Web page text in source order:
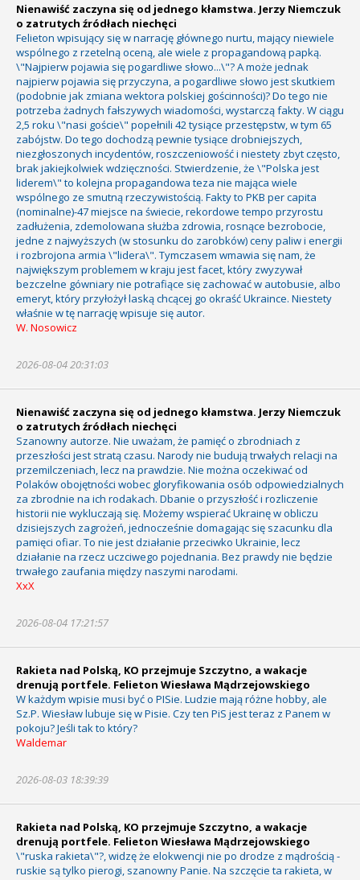
Nienawiść zaczyna się od jednego kłamstwa. Jerzy Niemczuk
o zatrutych źródłach niechęci
Felieton wpisujący się w narrację głównego nurtu, mający niewiele
wspólnego z rzetelną oceną, ale wiele z propagandową papką.
\"Najpierw pojawia się pogardliwe słowo...\"? A może jednak
najpierw pojawia się przyczyna, a pogardliwe słowo jest skutkiem
(podobnie jak zmiana wektora polskiej gościnności)? Do tego nie
potrzeba żadnych fałszywych wiadomości, wystarczą fakty. W ciągu
2,5 roku \"nasi goście\" popełnili 42 tysiące przestępstw, w tym 65
zabójstw. Do tego dochodzą pewnie tysiące drobniejszych,
niezgłoszonych incydentów, roszczeniowość i niestety zbyt często,
brak jakiejkolwiek wdzięczności. Stwierdzenie, że \"Polska jest
liderem\" to kolejna propagandowa teza nie mająca wiele
wspólnego ze smutną rzeczywistością. Fakty to PKB per capita
(nominalne)-47 miejsce na świecie, rekordowe tempo przyrostu
zadłużenia, zdemolowana służba zdrowia, rosnące bezrobocie,
jedne z najwyższych (w stosunku do zarobków) ceny paliw i energii
i rozbrojona armia \"lidera\". Tymczasem wmawia się nam, że
największym problemem w kraju jest facet, który zwyzywał
bezczelne gówniary nie potrafiące się zachować w autobusie, albo
emeryt, który przyłożył laską chcącej go okraść Ukraince. Niestety
właśnie w tę narrację wpisuje się autor.
W. Nosowicz
2026-08-04 20:31:03
Nienawiść zaczyna się od jednego kłamstwa. Jerzy Niemczuk
o zatrutych źródłach niechęci
Szanowny autorze. Nie uważam, że pamięć o zbrodniach z
przeszłości jest stratą czasu. Narody nie budują trwałych relacji na
przemilczeniach, lecz na prawdzie. Nie można oczekiwać od
Polaków obojętności wobec gloryfikowania osób odpowiedzialnych
za zbrodnie na ich rodakach. Dbanie o przyszłość i rozliczenie
historii nie wykluczają się. Możemy wspierać Ukrainę w obliczu
dzisiejszych zagrożeń, jednocześnie domagając się szacunku dla
pamięci ofiar. To nie jest działanie przeciwko Ukrainie, lecz
działanie na rzecz uczciwego pojednania. Bez prawdy nie będzie
trwałego zaufania między naszymi narodami.
XxX
2026-08-04 17:21:57
Rakieta nad Polską, KO przejmuje Szczytno, a wakacje
drenują portfele. Felieton Wiesława Mądrzejowskiego
W każdym wpisie musi być o PISie. Ludzie mają różne hobby, ale
Sz.P. Wiesław lubuje się w Pisie. Czy ten PiS jest teraz z Panem w
pokoju? Jeśli tak to który?
Waldemar
2026-08-03 18:39:39
Rakieta nad Polską, KO przejmuje Szczytno, a wakacje
drenują portfele. Felieton Wiesława Mądrzejowskiego
\"ruska rakieta\"?, widzę że elokwencji nie po drodze z mądrością -
ruskie są tylko pierogi, szanowny Panie. Na szczęcie ta rakieta, w